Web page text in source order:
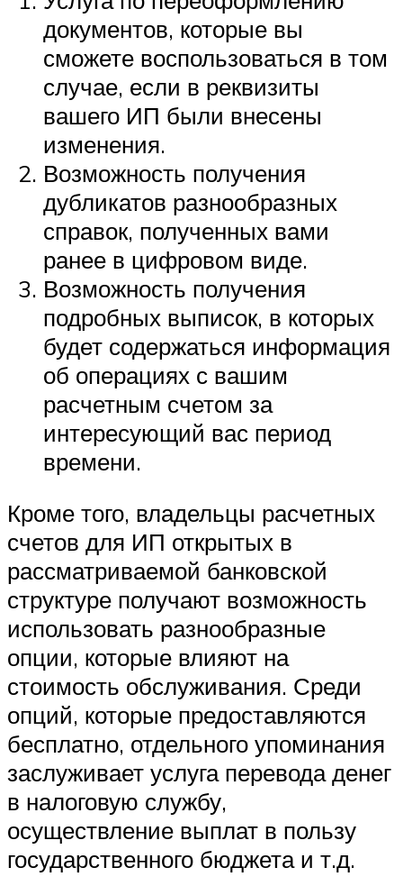
документов, которые вы
сможете воспользоваться в том
случае, если в реквизиты
вашего ИП были внесены
изменения.
Возможность получения
дубликатов разнообразных
справок, полученных вами
ранее в цифровом виде.
Возможность получения
подробных выписок, в которых
будет содержаться информация
об операциях с вашим
расчетным счетом за
интересующий вас период
времени.
Кроме того, владельцы расчетных
счетов для ИП открытых в
рассматриваемой банковской
структуре получают возможность
использовать разнообразные
опции, которые влияют на
стоимость обслуживания. Среди
опций, которые предоставляются
бесплатно, отдельного упоминания
заслуживает услуга перевода денег
в налоговую службу,
осуществление выплат в пользу
государственного бюджета и т.д.